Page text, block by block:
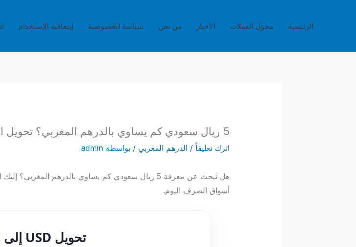
الرئيسية محول العملات الأخبار من نحن سياسة الخصوصية إيتفاقية الإستخدام
5 ريال سعودي كم يساوي بالدرهم المغربي؟ تحويل العملات اللحظي
اترك تعليقاً / الدرهم المغربي / بواسطة admin
هل تبحث عن معرفة 5 ريال سعودي كم يساوي بالدرهم
أسواق الصرف اليوم.
تحويل USD إلى MAD